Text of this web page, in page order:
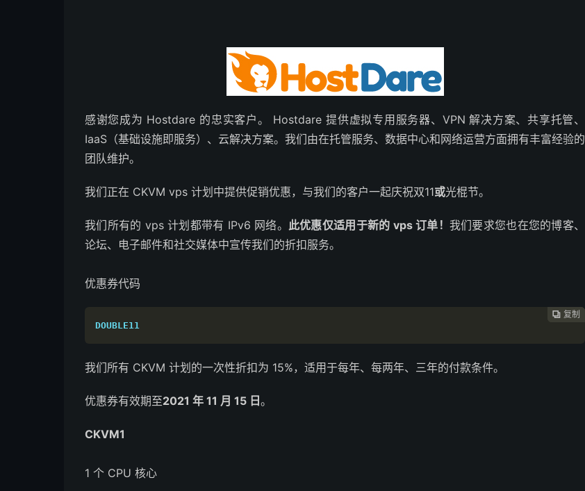
感谢您成为 Hostdare 的忠实客户。 Hostdare 提供虚拟专用服务器、VPN 解决方案、共享托管、
IaaS（基础设施即服务）、云解决方案。我们由在托管服务、数据中心和网络运营方面拥有丰富经验的
团队维护。
我们正在 CKVM vps 计划中提供促销优惠，与我们的客户一起庆祝双11或光棍节。
我们所有的 vps 计划都带有 IPv6 网络。 此优惠仅适用于新的 vps 订单！ 我们要求您也在您的博客、
论坛、电子邮件和社交媒体中宣传我们的折扣服务。
优惠券代码
 复制
 复制
 复制
DOUBLE11
我们所有 CKVM 计划的一次性折扣为 15%，适用于每年、每两年、三年的付款条件。
优惠券有效期至2021 年 11 月 15 日 。
CKVM1
1 个 CPU 核心